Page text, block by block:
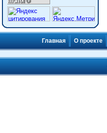
Главная О проекте